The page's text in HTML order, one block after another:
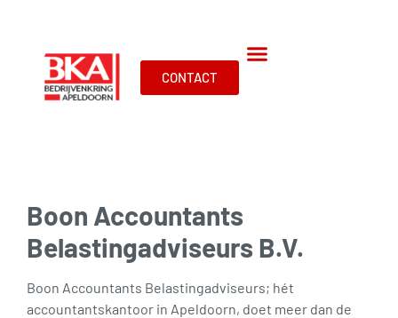
CONTACT
Boon Accountants
Belastingadviseurs B.V.
Boon Accountants Belastingadviseurs; hét
accountantskantoor in Apeldoorn, doet meer dan de